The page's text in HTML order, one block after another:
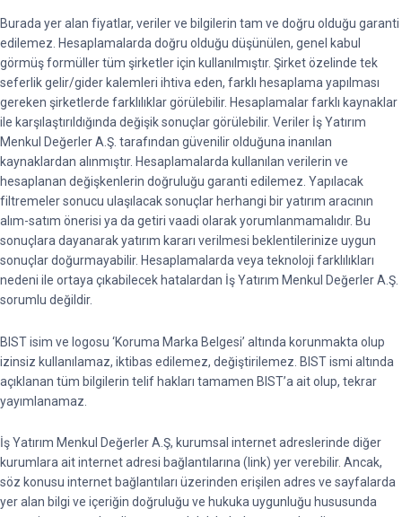
Burada yer alan fiyatlar, veriler ve bilgilerin tam ve doğru olduğu garanti
edilemez. Hesaplamalarda doğru olduğu düşünülen, genel kabul
görmüş formüller tüm şirketler için kullanılmıştır. Şirket özelinde tek
seferlik gelir/gider kalemleri ihtiva eden, farklı hesaplama yapılması
gereken şirketlerde farklılıklar görülebilir. Hesaplamalar farklı kaynaklar
ile karşılaştırıldığında değişik sonuçlar görülebilir. Veriler İş Yatırım
Menkul Değerler A.Ş. tarafından güvenilir olduğuna inanılan
kaynaklardan alınmıştır. Hesaplamalarda kullanılan verilerin ve
hesaplanan değişkenlerin doğruluğu garanti edilemez. Yapılacak
filtremeler sonucu ulaşılacak sonuçlar herhangi bir yatırım aracının
alım-satım önerisi ya da getiri vaadi olarak yorumlanmamalıdır. Bu
sonuçlara dayanarak yatırım kararı verilmesi beklentilerinize uygun
sonuçlar doğurmayabilir. Hesaplamalarda veya teknoloji farklılıkları
nedeni ile ortaya çıkabilecek hatalardan İş Yatırım Menkul Değerler A.Ş.
sorumlu değildir.
BIST isim ve logosu ‘Koruma Marka Belgesi’ altında korunmakta olup
izinsiz kullanılamaz, iktibas edilemez, değiştirilemez. BIST ismi altında
açıklanan tüm bilgilerin telif hakları tamamen BIST’a ait olup, tekrar
yayımlanamaz.
İş Yatırım Menkul Değerler A.Ş, kurumsal internet adreslerinde diğer
kurumlara ait internet adresi bağlantılarına (link) yer verebilir. Ancak,
söz konusu internet bağlantıları üzerinden erişilen adres ve sayfalarda
yer alan bilgi ve içeriğin doğruluğu ve hukuka uygunluğu hususunda